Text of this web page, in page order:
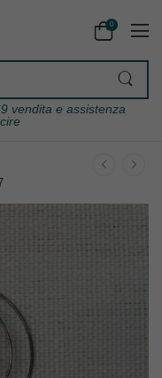
0
vendita e assistenza